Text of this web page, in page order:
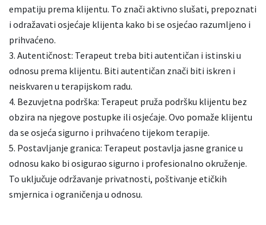
empatiju prema klijentu. To znači aktivno slušati, prepoznati
i odražavati osjećaje klijenta kako bi se osjećao razumljeno i
prihvaćeno.
Autentičnost: Terapeut treba biti autentičan i istinski u
odnosu prema klijentu. Biti autentičan znači biti iskren i
neiskvaren u terapijskom radu.
Bezuvjetna podrška: Terapeut pruža podršku klijentu bez
obzira na njegove postupke ili osjećaje. Ovo pomaže klijentu
da se osjeća sigurno i prihvaćeno tijekom terapije.
Postavljanje granica: Terapeut postavlja jasne granice u
odnosu kako bi osigurao sigurno i profesionalno okruženje.
To uključuje održavanje privatnosti, poštivanje etičkih
smjernica i ograničenja u odnosu.